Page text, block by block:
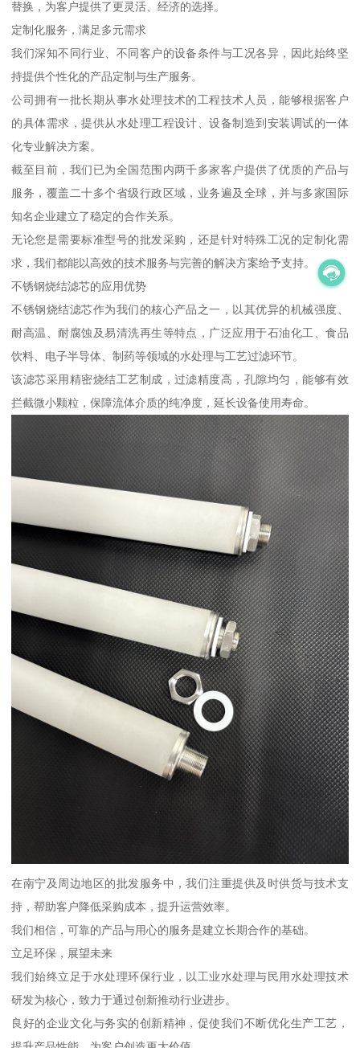
替换，为客户提供了更灵活、经济的选择。
定制化服务，满足多元需求
我们深知不同行业、不同客户的设备条件与工况各异，因此始终坚
持提供个性化的产品定制与生产服务。
公司拥有一批长期从事水处理技术的工程技术人员，能够根据客户
的具体需求，提供从水处理工程设计、设备制造到安装调试的一体
化专业解决方案。
截至目前，我们已为全国范围内两千多家客户提供了优质的产品与
服务，覆盖二十多个省级行政区域，业务遍及全球，并与多家国际
知名企业建立了稳定的合作关系。
无论您是需要标准型号的批发采购，还是针对特殊工况的定制化需
求，我们都能以高效的技术服务与完善的解决方案给予支持。
不锈钢烧结滤芯的应用优势
不锈钢烧结滤芯作为我们的核心产品之一，以其优异的机械强度、
耐高温、耐腐蚀及易清洗再生等特点，广泛应用于石油化工、食品
饮料、电子半导体、制药等领域的水处理与工艺过滤环节。
该滤芯采用精密烧结工艺制成，过滤精度高，孔隙均匀，能够有效
拦截微小颗粒，保障流体介质的纯净度，延长设备使用寿命。
在南宁及周边地区的批发服务中，我们注重提供及时供货与技术支
持，帮助客户降低采购成本，提升运营效率。
我们相信，可靠的产品与用心的服务是建立长期合作的基础。
立足环保，展望未来
我们始终立足于水处理环保行业，以工业水处理与民用水处理技术
研发为核心，致力于通过创新推动行业进步。
良好的企业文化与务实的创新精神，促使我们不断优化生产工艺，